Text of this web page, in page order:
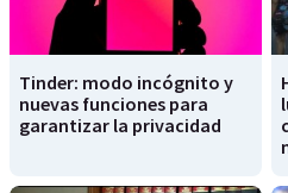
Tinder: modo incógnito y
nuevas funciones para
garantizar la privacidad